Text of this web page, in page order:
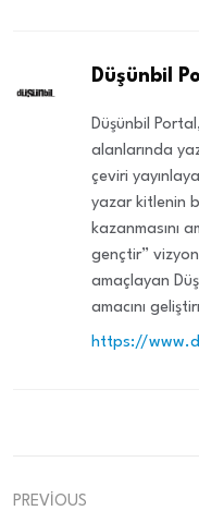
Düşünbil
Düşünbil
alanlarında
çeviri
yazar kitlenin
kazanmasını
gençtir”
amaçlayan
amacını
https://
PREVIOUS